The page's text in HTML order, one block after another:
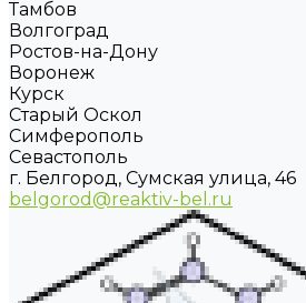
Тамбов
Волгоград
Ростов-на-Дону
Воронеж
Курск
Старый Оскол
Симферополь
Севастополь
г. Белгород, Сумская улица, 46
belgorod@reaktiv-bel.ru